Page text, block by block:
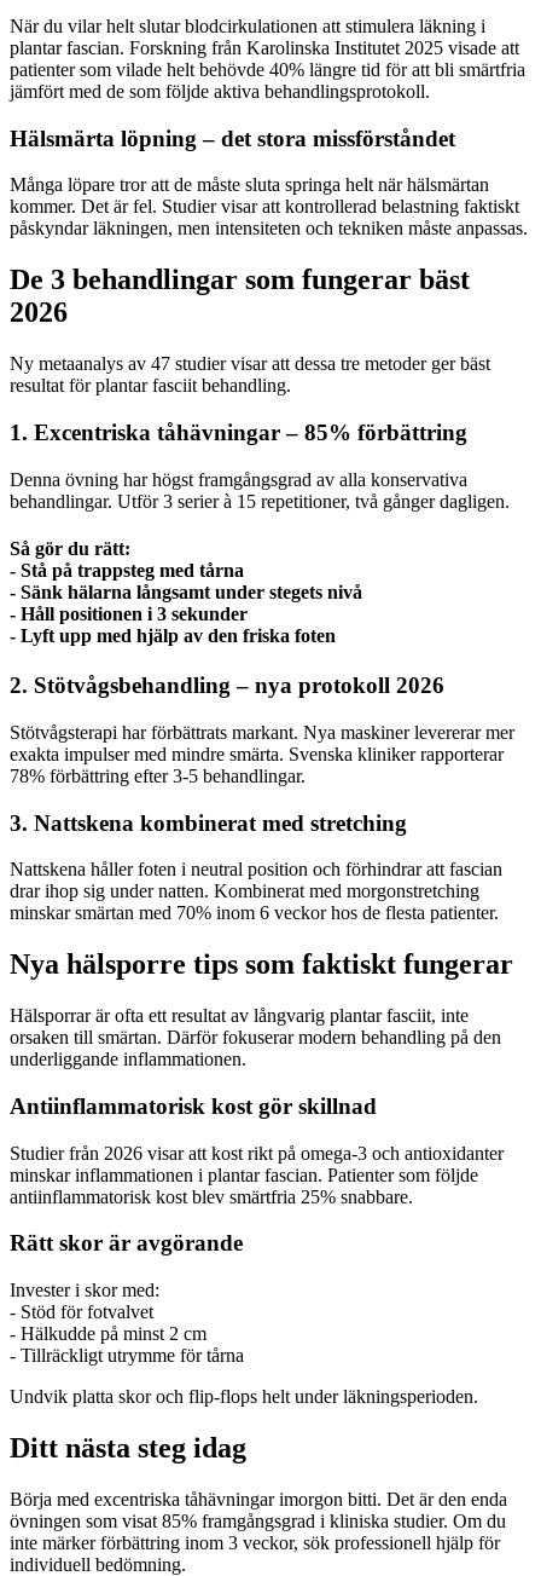
När du vilar helt slutar blodcirkulationen att stimulera läkning i
plantar fascian. Forskning från Karolinska Institutet 2025 visade att
patienter som vilade helt behövde 40% längre tid för att bli smärtfria
jämfört med de som följde aktiva behandlingsprotokoll.
Hälsmärta löpning – det stora missförståndet
Många löpare tror att de måste sluta springa helt när hälsmärtan
kommer. Det är fel. Studier visar att kontrollerad belastning faktiskt
påskyndar läkningen, men intensiteten och tekniken måste anpassas.
De 3 behandlingar som fungerar bäst
2026
Ny metaanalys av 47 studier visar att dessa tre metoder ger bäst
resultat för plantar fasciit behandling.
1. Excentriska tåhävningar – 85% förbättring
Denna övning har högst framgångsgrad av alla konservativa
behandlingar. Utför 3 serier à 15 repetitioner, två gånger dagligen.
Så gör du rätt:
- Stå på trappsteg med tårna
- Sänk hälarna långsamt under stegets nivå
- Håll positionen i 3 sekunder
- Lyft upp med hjälp av den friska foten
2. Stötvågsbehandling – nya protokoll 2026
Stötvågsterapi har förbättrats markant. Nya maskiner levererar mer
exakta impulser med mindre smärta. Svenska kliniker rapporterar
78% förbättring efter 3-5 behandlingar.
3. Nattskena kombinerat med stretching
Nattskena håller foten i neutral position och förhindrar att fascian
drar ihop sig under natten. Kombinerat med morgonstretching
minskar smärtan med 70% inom 6 veckor hos de flesta patienter.
Nya hälsporre tips som faktiskt fungerar
Hälsporrar är ofta ett resultat av långvarig plantar fasciit, inte
orsaken till smärtan. Därför fokuserar modern behandling på den
underliggande inflammationen.
Antiinflammatorisk kost gör skillnad
Studier från 2026 visar att kost rikt på omega-3 och antioxidanter
minskar inflammationen i plantar fascian. Patienter som följde
antiinflammatorisk kost blev smärtfria 25% snabbare.
Rätt skor är avgörande
Invester i skor med:
- Stöd för fotvalvet
- Hälkudde på minst 2 cm
- Tillräckligt utrymme för tårna
Undvik platta skor och flip-flops helt under läkningsperioden.
Ditt nästa steg idag
Börja med excentriska tåhävningar imorgon bitti. Det är den enda
övningen som visat 85% framgångsgrad i kliniska studier. Om du
inte märker förbättring inom 3 veckor, sök professionell hjälp för
individuell bedömning.